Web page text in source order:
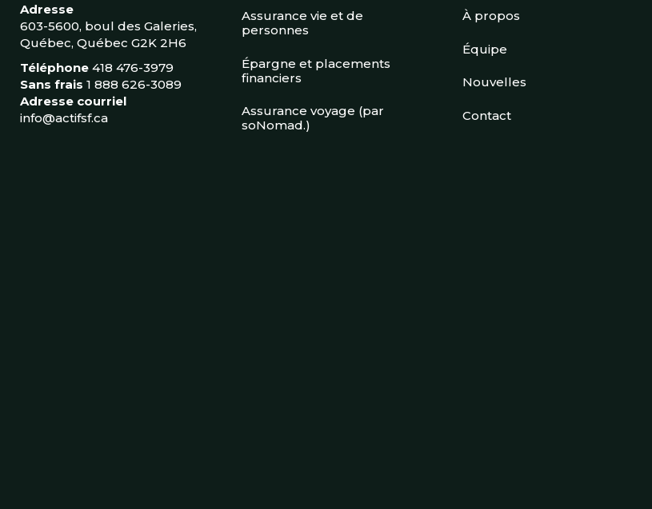
Adresse
603-5600, boul des Galeries,
Québec, Québec G2K 2H6
Téléphone 418 476-3979
Sans frais 1 888 626-3089
Adresse courriel
info@actifsf.ca
Assurance vie et de
personnes
Épargne et placements
financiers
Assurance voyage (par
soNomad.)
À propos
Équipe
Nouvelles
Contact